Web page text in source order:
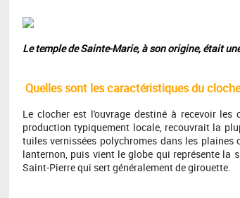
Le temple de Sainte-Marie, à son origine, était
Quelles sont les caractéristiques du
Le clocher est l'ouvrage destiné à recevoir
production typiquement locale, recouvrait la
tuiles vernissées polychromes dans les
lanternon, puis vient le globe qui représente la
Saint-Pierre qui sert généralement de girouette.